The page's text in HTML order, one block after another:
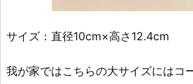
サイズ：直径10cm×高さ12.4cm
我が家ではこちらの大サイズにはコ